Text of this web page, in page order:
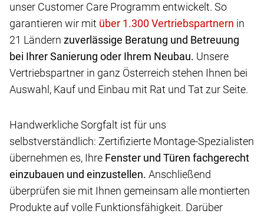
unser Customer Care Programm entwickelt. So
garantieren wir mit
in
21 Ländern zuverlässige Beratung und Betreuung
bei Ihrer Sanierung oder Ihrem Neubau. Unsere
Vertriebspartner in ganz Österreich stehen Ihnen bei
Auswahl, Kauf und Einbau mit Rat und Tat zur Seite.
Handwerkliche Sorgfalt ist für uns
selbstverständlich: Zertifizierte Montage-Spezialisten
übernehmen es, Ihre Fenster und Türen fachgerecht
einzubauen und einzustellen. Anschließend
überprüfen sie mit Ihnen gemeinsam alle montierten
Produkte auf volle Funktionsfähigkeit. Darüber